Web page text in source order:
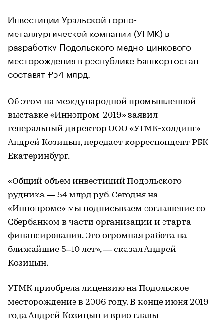
Инвестиции Уральской горно-
металлургической компании (УГМК) в
разработку Подольского медно-цинкового
месторождения в республике Башкортостан
составят ₽54 млрд.
Об этом на международной промышленной
выставке «Иннопром-2019» заявил
генеральный директор ООО «УГМК-холдинг»
Андрей Козицын, передает корреспондент РБК
Екатеринбург.
«Общий объем инвестиций Подольского
рудника — 54 млрд руб. Сегодня на
«Иннопроме» мы подписываем соглашение со
Сбербанком в части организации и старта
финансирования. Это огромная работа на
ближайшие 5–10 лет», — сказал Андрей
Козицын.
УГМК приобрела лицензию на Подольское
месторождение в 2006 году. В конце июня 2019
года Андрей Козицын и врио главы